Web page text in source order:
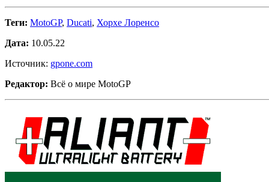
Теги: MotoGP, Ducati, Хорхе Лоренсо
Дата: 10.05.22
Источник: gpone.com
Редактор: Всё о мире MotoGP